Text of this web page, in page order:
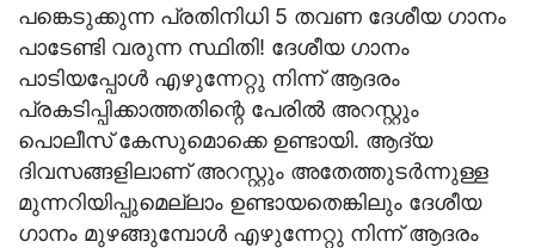
പങ്കെടുക്കുന്ന പ്രതിനിധി 5 തവണ ദേശീയ ഗാനം
പാടേണ്ടി വരുന്ന സ്ഥിതി! ദേശീയ ഗാനം
പാടിയപ്പോള്‍ എഴുന്നേറ്റു നിന്ന് ആദരം
പ്രകടിപ്പിക്കാത്തതിന്റെ പേരില്‍ അറസ്റ്റും
പൊലീസ് കേസുമൊക്കെ ഉണ്ടായി. ആദ്യ
ദിവസങ്ങളിലാണ് അറസ്റ്റും അതേത്തുടര്‍ന്നുള്ള
മുന്നറിയിപ്പുമെല്ലാം ഉണ്ടായതെങ്കിലും ദേശീയ
ഗാനം മുഴങ്ങുമ്പോള്‍ എഴുന്നേറ്റു നിന്ന് ആദരം